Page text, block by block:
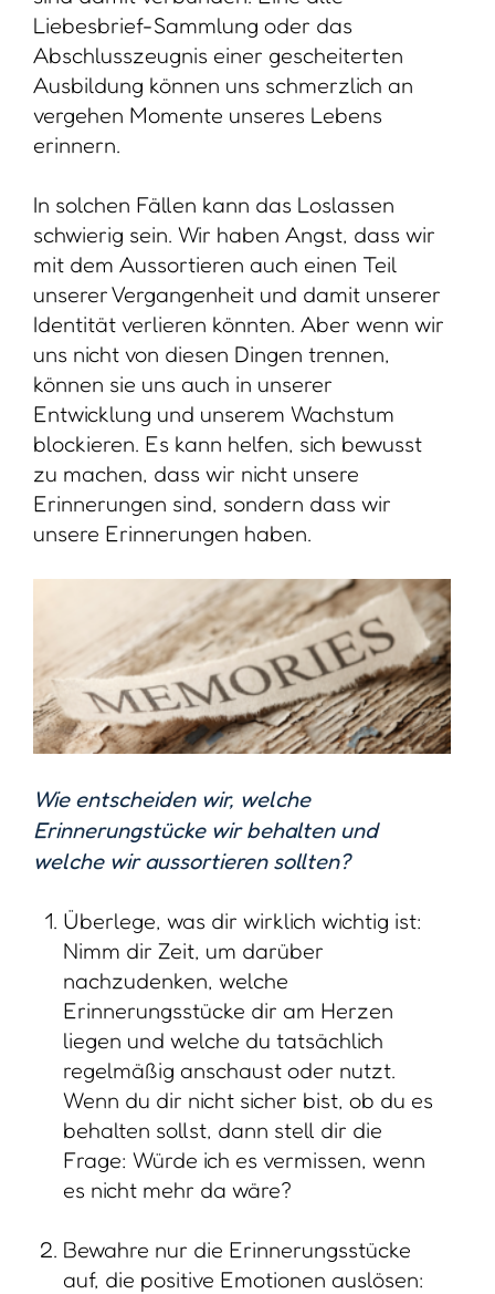
Liebesbrief-Sammlung oder das
Abschlusszeugnis einer gescheiterten
Ausbildung können uns schmerzlich an
vergehen Momente unseres Lebens
erinnern.
In solchen Fällen kann das Loslassen
schwierig sein. Wir haben Angst, dass wir
mit dem Aussortieren auch einen Teil
unserer Vergangenheit und damit unserer
Identität verlieren könnten. Aber wenn wir
uns nicht von diesen Dingen trennen,
können sie uns auch in unserer
Entwicklung und unserem Wachstum
blockieren. Es kann helfen, sich bewusst
zu machen, dass wir nicht unsere
Erinnerungen sind, sondern dass wir
unsere Erinnerungen haben.
Wie entscheiden wir, welche
Erinnerungstücke wir behalten und
welche wir aussortieren sollten?
Überlege, was dir wirklich wichtig ist:
Nimm dir Zeit, um darüber
nachzudenken, welche
Erinnerungsstücke dir am Herzen
liegen und welche du tatsächlich
regelmäßig anschaust oder nutzt.
Wenn du dir nicht sicher bist, ob du es
behalten sollst, dann stell dir die
Frage: Würde ich es vermissen, wenn
es nicht mehr da wäre?
Bewahre nur die Erinnerungsstücke
auf, die positive Emotionen auslösen: